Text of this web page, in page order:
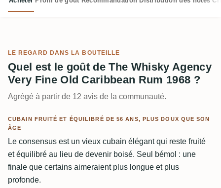
LE REGARD DANS LA BOUTEILLE
Quel est le goût de The Whisky Agency
Very Fine Old Caribbean Rum 1968 ?
Agrégé à partir de 12 avis de la communauté.
CUBAIN FRUITÉ ET ÉQUILIBRÉ DE 56 ANS, PLUS DOUX QUE SON
ÂGE
Le consensus est un vieux cubain élégant qui reste fruité
et équilibré au lieu de devenir boisé. Seul bémol : une
finale que certains aimeraient plus longue et plus
profonde.